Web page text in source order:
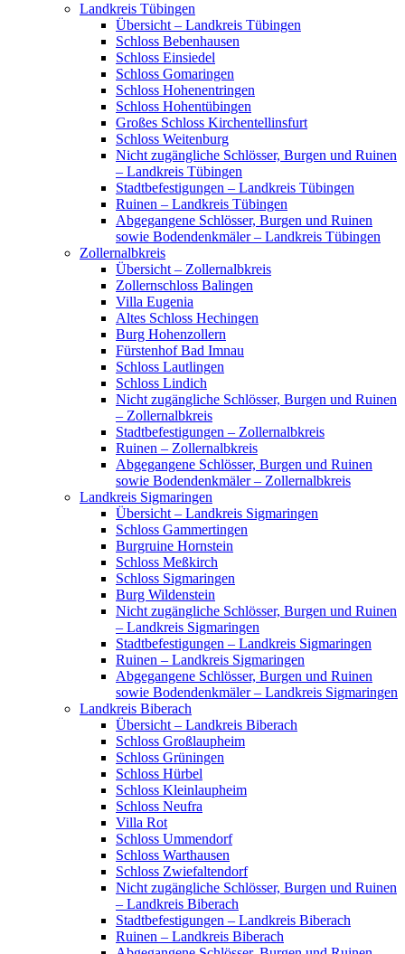
Landkreis Tübingen
Übersicht – Landkreis Tübingen
Schloss Bebenhausen
Schloss Einsiedel
Schloss Gomaringen
Schloss Hohenentringen
Schloss Hohentübingen
Großes Schloss Kirchentellinsfurt
Schloss Weitenburg
Nicht zugängliche Schlösser, Burgen und Ruinen
– Landkreis Tübingen
Stadtbefestigungen – Landkreis Tübingen
Ruinen – Landkreis Tübingen
Abgegangene Schlösser, Burgen und Ruinen
sowie Bodendenkmäler – Landkreis Tübingen
Zollernalbkreis
Übersicht – Zollernalbkreis
Zollernschloss Balingen
Villa Eugenia
Altes Schloss Hechingen
Burg Hohenzollern
Fürstenhof Bad Imnau
Schloss Lautlingen
Schloss Lindich
Nicht zugängliche Schlösser, Burgen und Ruinen
– Zollernalbkreis
Stadtbefestigungen – Zollernalbkreis
Ruinen – Zollernalbkreis
Abgegangene Schlösser, Burgen und Ruinen
sowie Bodendenkmäler – Zollernalbkreis
Landkreis Sigmaringen
Übersicht – Landkreis Sigmaringen
Schloss Gammertingen
Burgruine Hornstein
Schloss Meßkirch
Schloss Sigmaringen
Burg Wildenstein
Nicht zugängliche Schlösser, Burgen und Ruinen
– Landkreis Sigmaringen
Stadtbefestigungen – Landkreis Sigmaringen
Ruinen – Landkreis Sigmaringen
Abgegangene Schlösser, Burgen und Ruinen
sowie Bodendenkmäler – Landkreis Sigmaringen
Landkreis Biberach
Übersicht – Landkreis Biberach
Schloss Großlaupheim
Schloss Grüningen
Schloss Hürbel
Schloss Kleinlaupheim
Schloss Neufra
Villa Rot
Schloss Ummendorf
Schloss Warthausen
Schloss Zwiefaltendorf
Nicht zugängliche Schlösser, Burgen und Ruinen
– Landkreis Biberach
Stadtbefestigungen – Landkreis Biberach
Ruinen – Landkreis Biberach